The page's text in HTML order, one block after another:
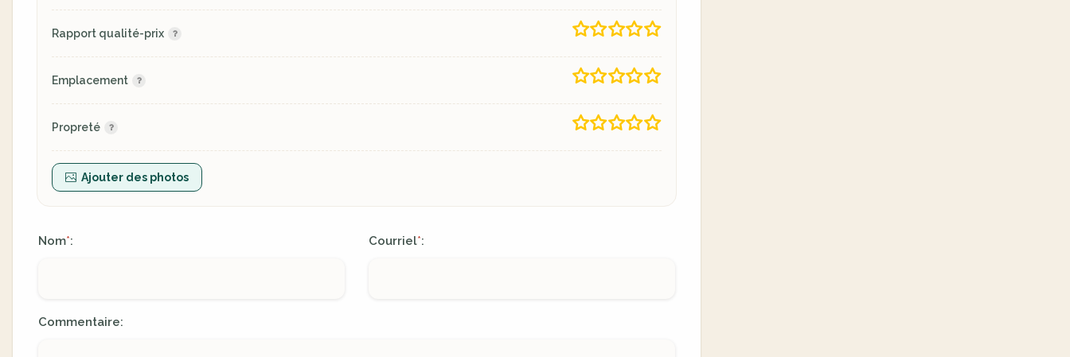
Rapport qualité-prix
Emplacement
Propreté
Ajouter des photos
Nom*: Courriel*:
Commentaire: